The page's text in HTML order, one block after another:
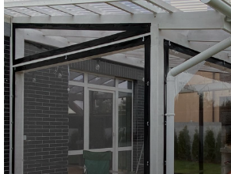
По закінченню теста ви
отримаєте:
Розрахунок